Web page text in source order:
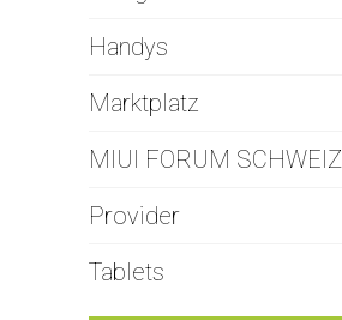
Handys
Marktplatz
MIUI FORUM SCHWEIZ
Provider
Tablets